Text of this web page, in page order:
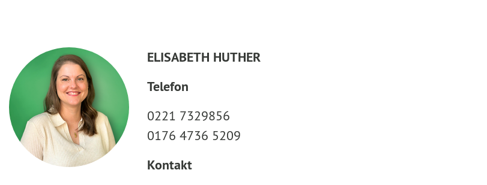
ELISABETH HUTHER
Telefon
0221 7329856
0176 4736 5209
Kontakt